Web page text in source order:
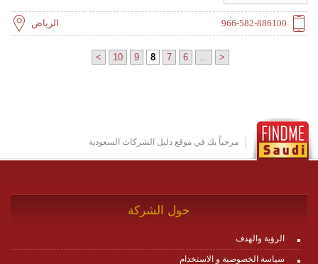
966-582-886100 الرياض
<
6
7
8
9
10
>
مرحباً بك في موقع دليل الشركات السعودية
حول الشركة
الرؤية والهدف
سياسة الخصوصية و الاستخدام